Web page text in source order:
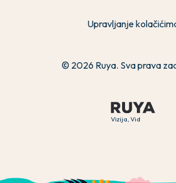
Vizija, Vid
Upravljanje
© 2026 Ruya. Sva prava